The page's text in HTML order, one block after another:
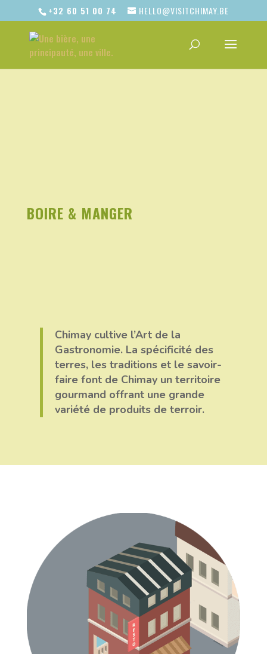
+32 60 51 00 74 HELLO@VISITCHIMAY.BE
BOIRE & MANGER
Chimay cultive l’Art de la
Gastronomie. La spécificité des
terres, les traditions et le savoir-
faire font de Chimay un territoire
gourmand offrant une grande
variété de produits de terroir.